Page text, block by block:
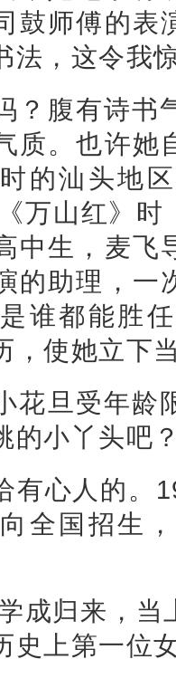
鼓师傅的表
法，这令我
？腹有诗书
质。也许她
的汕头地
万山红》
中生，麦飞
的助理，一
谁都能胜
，使她立下
花旦受年龄
的小丫头吧
有心人的。
全国招生
成归来，
史上第一位